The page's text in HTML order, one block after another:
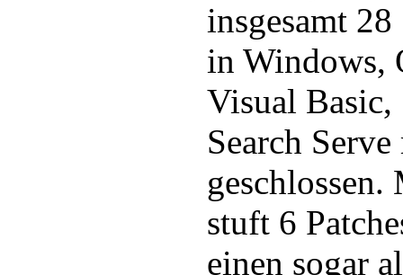
insgesamt
in Windows,
Visual Basic,
Search
stuft 6
einen sogar